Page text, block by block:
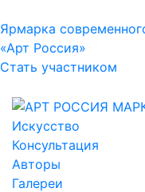
Ярмарка
«Арт Россия»
Стать участником
Искусство
Консультация
Авторы
Галереи